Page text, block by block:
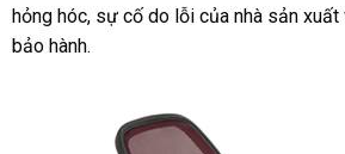
hỏng hóc, sự cố do lỗi của nhà sản
bảo hành.